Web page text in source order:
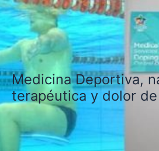
Ir
contenido
Medicina Deportiva,
terapéutica y dolor